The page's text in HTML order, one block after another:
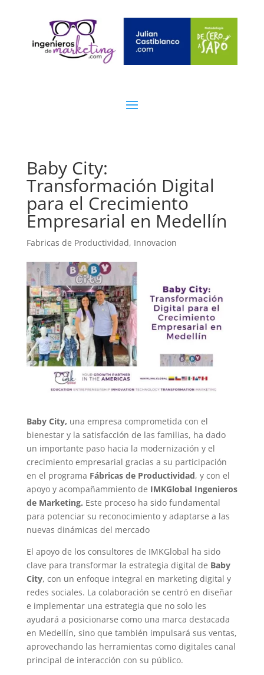
Baby City:
Transformación Digital
para el Crecimiento
Empresarial en Medellín
Fabricas de Productividad, Innovacion
Baby City, una empresa comprometida con el
bienestar y la satisfacción de las familias, ha dado
un importante paso hacia la modernización y el
crecimiento empresarial gracias a su participación
en el programa Fábricas de Productividad, y con el
apoyo y acompañammiento de IMKGlobal Ingenieros
de Marketing. Este proceso ha sido fundamental
para potenciar su reconocimiento y adaptarse a las
nuevas dinámicas del mercado
El apoyo de los consultores de IMKGlobal ha sido
clave para transformar la estrategia digital de Baby
City, con un enfoque integral en marketing digital y
redes sociales. La colaboración se centró en diseñar
e implementar una estrategia que no solo les
ayudará a posicionarse como una marca destacada
en Medellín, sino que también impulsará sus ventas,
aprovechando las herramientas como digitales canal
principal de interacción con su público.